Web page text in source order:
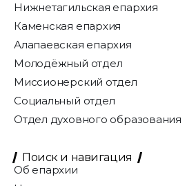
Нижнетагильская епархия
Каменская епархия
Алапаевская епархия
Молодёжный отдел
Миссионерский отдел
Социальный отдел
Отдел духовного образования
Поиск и навигация
Об епархии